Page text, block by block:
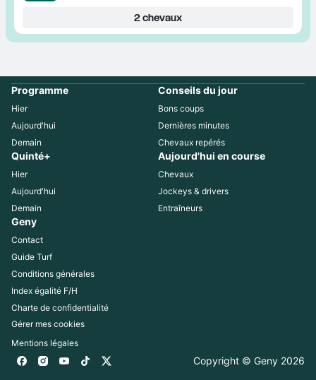
2chevaux
Programme
Hier
Aujourd'hui
Demain
Conseils du jour
Bons coups
Dernières minutes
Chevaux repérés
Quinté+
Hier
Aujourd'hui
Demain
Aujourd'hui en course
Chevaux
Jockeys & drivers
Entraîneurs
Geny
Contact
Guide Turf
Conditions générales
Index égalité F/H
Charte de confidentialité
Gérer mes cookies
Mentions légales
Copyright © Geny 2026